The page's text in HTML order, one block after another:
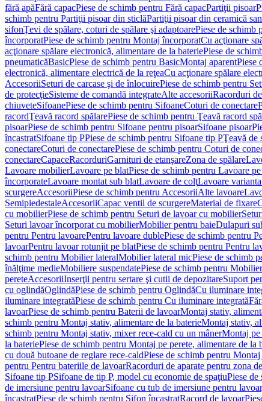
fără apăFără capacPiese de schimb pentru Fără capacPartiţii pisoar
schimb pentru Partiţii pisoar din sticlăPartiţii pisoar din ceramică
sifonŢevi de spălare, coturi de spălare şi adaptoarePiese de schimb
încorporatPiese de schimb pentru Montaj încorporatCu acţionare
acţionare spălare electronică, alimentare de la bateriePiese de
pneumaticăBasicPiese de schimb pentru BasicMontaj aparentPiese
electronică, alimentare electrică de la reţeaCu acţionare spălare
AccesoriiSeturi de carcase şi de înlocuirePiese de schimb pentru
de protecţieSisteme de comandă integrateAlte accesoriiRacorduri
chiuveteSifoanePiese de schimb pentru SifoaneCoturi de conectare
racordŢeavă racord spălarePiese de schimb pentru Ţeavă racord
pisoarPiese de schimb pentru Sifoane pentru pisoarSifoane pisoar
încastratSifoane tip PPiese de schimb pentru Sifoane tip PŢeavă de
conectareCoturi de conectarePiese de schimb pentru Coturi de
conectareCapaceRacorduriGarnituri de etanşareZona de spălare
Lavoare mobilierLavoare pe blatPiese de schimb pentru Lavoare
încorporateLavoare montat sub blatLavoare de colţLavoare
scurgereAccesoriiPiese de schimb pentru AccesoriiAlte lavoare
SemipiedestaleAccesoriiCapac ventil de scurgereMaterial de fixare
cu mobilierPiese de schimb pentru Seturi de lavoar cu mobilier
Seturi lavoar încorporat cu mobilierMobilier pentru baieDulapuri
pentru Pentru lavoarePentru lavoare dublePiese de schimb pentru
lavoarPentru lavoar rotunjit pe blatPiese de schimb pentru Pentru
schimb pentru Mobilier lateralMobilier lateral micPiese de schimb
înălţime medieMobiliere suspendatePiese de schimb pentru
pereteAccesoriiInserţii pentru sertare şi cutii de depozitareSuport
cu oglindăOglindăPiese de schimb pentru OglindăCu iluminare
iluminare integratăPiese de schimb pentru Cu iluminare integrată
lavoarPiese de schimb pentru Baterii de lavoarMontaj stativ,
schimb pentru Montaj stativ, alimentare de la baterieMontaj stativ,
schimb pentru Montaj stativ, mixer rece-cald cu un mânerMontaj pe
la bateriePiese de schimb pentru Montaj pe perete, alimentare de la
cu două butoane de reglare rece-caldPiese de schimb pentru
pentru Pentru bateriile de lavoarRacorduri de aparate pentru zona
Sifoane tip PSifoane de tip P, model cu economie de spaţiuPiese de
de imersiune pentru lavoarSifoane cu tub de imersiune pentru
încastratPiese de schimb pentru Sifon încastratRacord de lavoar